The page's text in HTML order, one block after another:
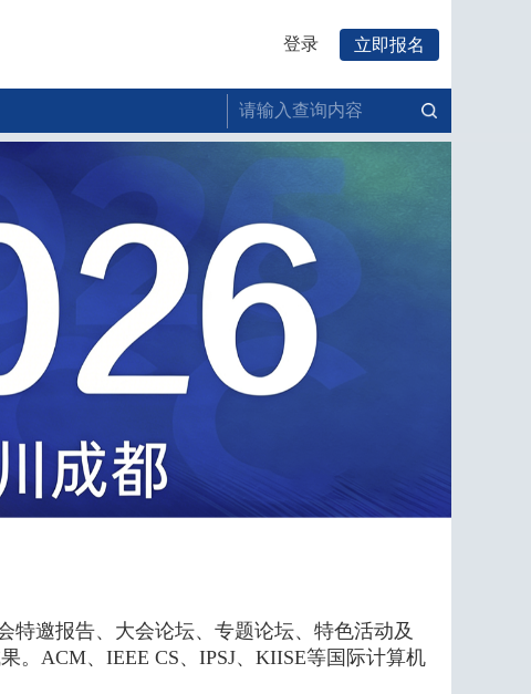
登录 立即报名
特邀报告、大会论坛、专题论坛、特色活动及
。ACM、IEEE CS、IPSJ、KIISE等国际计算机